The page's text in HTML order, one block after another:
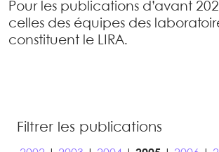
Pour les publications d’avant
celles des équipes des
constituent le LIRA.
Filtrer les publications